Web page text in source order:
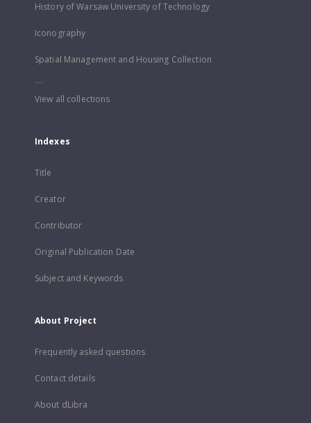
History of Warsaw University of Technology
Iconography
Spatial Management and Housing Collection
...
View all collections
Indexes
Title
Creator
Contributor
Original Publication Date
Subject and Keywords
About Project
Frequently asked questions
Contact details
About dLibra